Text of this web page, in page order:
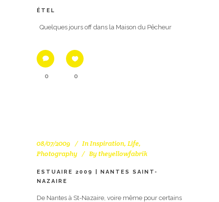
ÉTEL
Quelques jours off dans la Maison du Pêcheur
0 0
08/07/2009 InInspiration, Life,
Photography
Bytheyellowfabrik
ESTUAIRE 2009 | NANTES SAINT-
NAZAIRE
De Nantes à St-Nazaire, voire même pour certains